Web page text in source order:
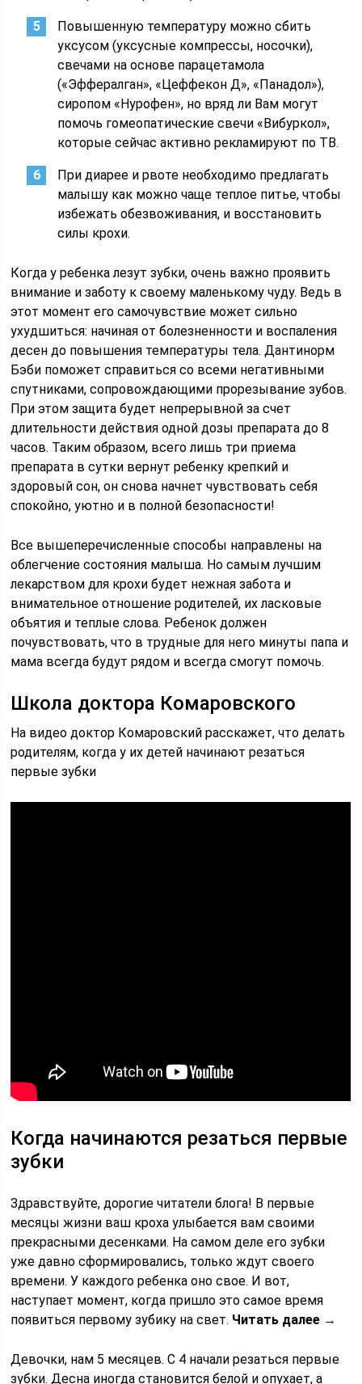
Повышенную температуру можно сбить
уксусом (уксусные компрессы, носочки),
свечами на основе парацетамола
(«Эффералган», «Цеффекон Д», «Панадол»),
сиропом «Нурофен», но вряд ли Вам могут
помочь гомеопатические свечи «Вибуркол»,
которые сейчас активно рекламируют по ТВ.
При диарее и рвоте необходимо предлагать
малышу как можно чаще теплое питье, чтобы
избежать обезвоживания, и восстановить
силы крохи.
Когда у ребенка лезут зубки, очень важно проявить
внимание и заботу к своему маленькому чуду. Ведь в
этот момент его самочувствие может сильно
ухудшиться: начиная от болезненности и воспаления
десен до повышения температуры тела. Дантинорм
Бэби поможет справиться со всеми негативными
спутниками, сопровождающими прорезывание зубов.
При этом защита будет непрерывной за счет
длительности действия одной дозы препарата до 8
часов. Таким образом, всего лишь три приема
препарата в сутки вернут ребенку крепкий и
здоровый сон, он снова начнет чувствовать себя
спокойно, уютно и в полной безопасности!
Все вышеперечисленные способы направлены на
облегчение состояния малыша. Но самым лучшим
лекарством для крохи будет нежная забота и
внимательное отношение родителей, их ласковые
объятия и теплые слова. Ребенок должен
почувствовать, что в трудные для него минуты папа и
мама всегда будут рядом и всегда смогут помочь.
Школа доктора Комаровского
На видео доктор Комаровский расскажет, что делать
родителям, когда у их детей начинают резаться
первые зубки
Когда начинаются резаться первые
зубки
Здравствуйте, дорогие читатели блога! В первые
месяцы жизни ваш кроха улыбается вам своими
прекрасными десенками. На самом деле его зубки
уже давно сформировались, только ждут своего
времени. У каждого ребенка оно свое. И вот,
наступает момент, когда пришло это самое время
появиться первому зубику на свет. Читать далее →
Девочки, нам 5 месяцев. С 4 начали резаться первые
зубки. Десна иногда становится белой и опухает, а